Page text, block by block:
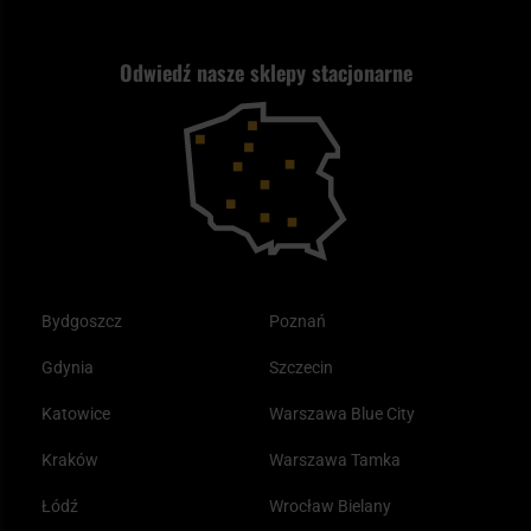
Reklamacje i gwarancja
Odwiedź nasze sklepy stacjonarne
Bydgoszcz
Gdynia
Katowice
Kraków
Łódź
Poznań
Szczecin
Warszawa Blue City
Warszawa Tamka
Wrocław Bielany
Kupony i kody rabatowe
Plecak ewakuacyjny preppersa
Samoobrona